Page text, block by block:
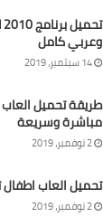
وعربي كامل
14 سبتمبر، 2019
مباشرة وسريعة
2 نوفمبر، 2019
تحميل العاب اطفال
2 نوفمبر، 2019